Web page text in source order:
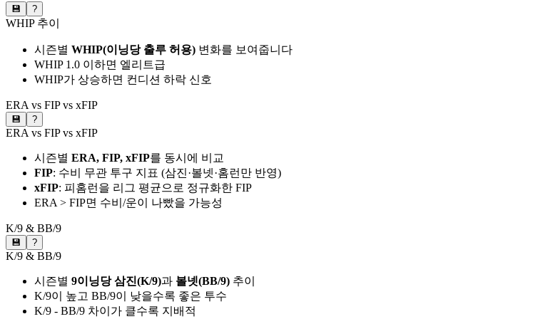
💾 ?
WHIP 추이
시즌별 WHIP(이닝당 출루 허용) 변화를 보여줍니다
WHIP 1.0 이하면 엘리트급
WHIP가 상승하면 컨디션 하락 신호
ERA vs FIP vs xFIP
💾 ?
ERA vs FIP vs xFIP
시즌별 ERA, FIP, xFIP를 동시에 비교
FIP: 수비 무관 투구 지표 (삼진·볼넷·홈런만 반영)
xFIP: 피홈런을 리그 평균으로 정규화한 FIP
ERA > FIP면 수비/운이 나빴을 가능성
K/9 & BB/9
💾 ?
K/9 & BB/9
시즌별 9이닝당 삼진(K/9)과 볼넷(BB/9) 추이
K/9이 높고 BB/9이 낮을수록 좋은 투수
K/9 - BB/9 차이가 클수록 지배적